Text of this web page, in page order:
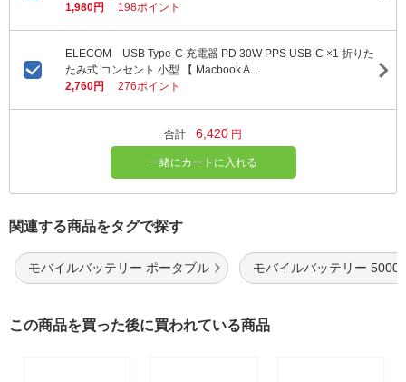
1,980円
198ポイント
ELECOM USB Type-C 充電器 PD 30W PPS USB-C ×1 折りた
たみ式 コンセント 小型 【 Macbook A...
2,760円
276ポイント
合計 6,420 円
一緒にカートに入れる
関連する商品をタグで探す
モバイルバッテリー ポータブル モバイルバッテリー
この商品を買った後に買われている商品